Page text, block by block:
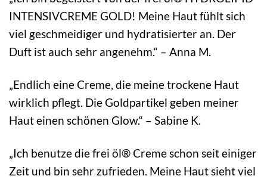
INTENSIVCREME GOLD! Meine Haut fühlt sich
viel geschmeidiger und hydratisierter an. Der
Duft ist auch sehr angenehm.“ – Anna M.
„Endlich eine Creme, die meine trockene Haut
wirklich pflegt. Die Goldpartikel geben meiner
Haut einen schönen Glow.“ – Sabine K.
„Ich benutze die frei öl® Creme schon seit einiger
Zeit und bin sehr zufrieden. Meine Haut sieht viel